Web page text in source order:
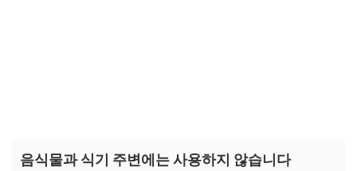
음식물과 식기 주변에는 사용하지 않습니다